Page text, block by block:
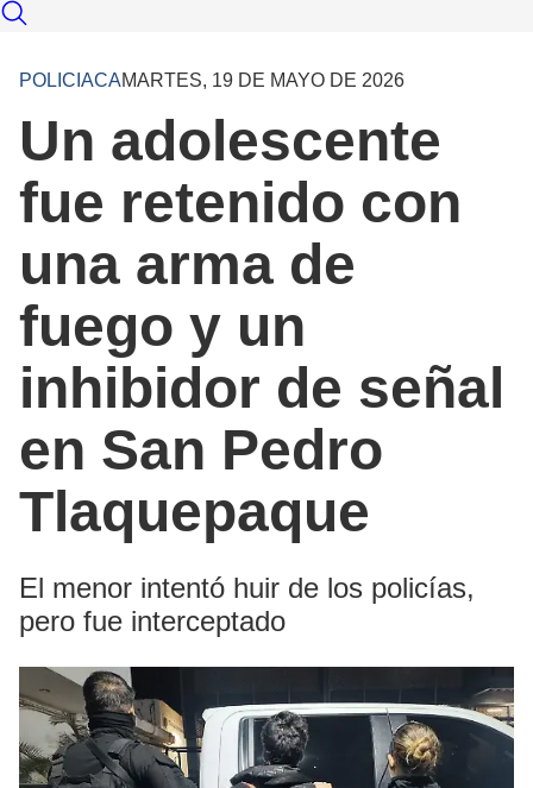
POLICIACAMARTES, 19 DE MAYO DE 2026
Un adolescente
fue retenido con
una arma de
fuego y un
inhibidor de señal
en San Pedro
Tlaquepaque
El menor intentó huir de los policías,
pero fue interceptado